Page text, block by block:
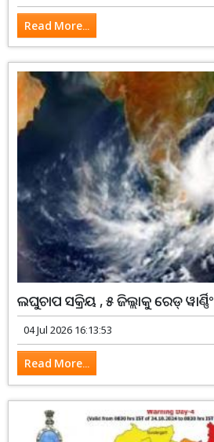
Read More...
ଲଘୁଚାପ ସକ୍ରିୟ , ୫ ଜିଲ୍ଲାକୁ ରେଡ୍ ୱାର୍ଣ୍ଣିଂ
04 Jul 2026 16:13:53
Read More...